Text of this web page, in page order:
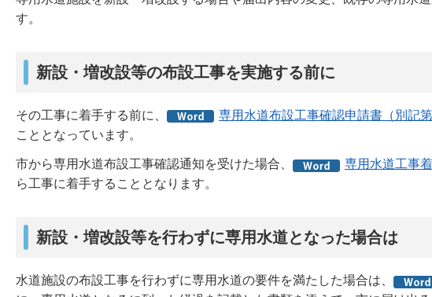
す。
新設・増改設等の布設工事を実施する前に
その工事に着手する前に、 専用水道布設工事確認申請書（別記
こととなっています。
市から専用水道布設工事確認通知を受けた場合、 専用水道工事
ら工事に着手することとなります。
新設・増改設等を行わずに専用水道となった場合は
水道施設の布設工事を行わずに専用水道の要件を満たした場合は、